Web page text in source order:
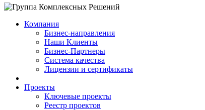
Компания
Бизнес-направления
Наши Клиенты
Бизнес-Партнеры
Система качества
Лицензии и сертификаты
Проекты
Ключевые проекты
Реестр проектов